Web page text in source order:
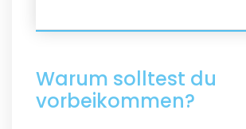
Warum solltest du
vorbeikommen?